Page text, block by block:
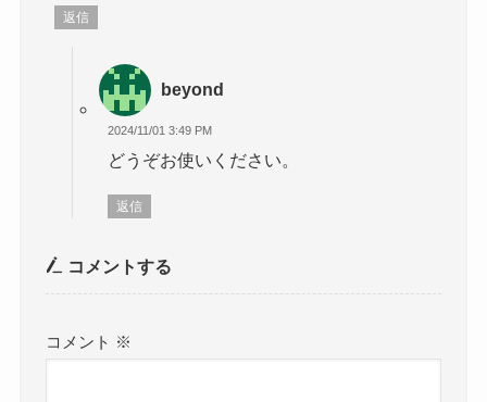
返信
beyond
2024/11/01 3:49 PM
どうぞお使いください。
返信
コメントする
コメント ※